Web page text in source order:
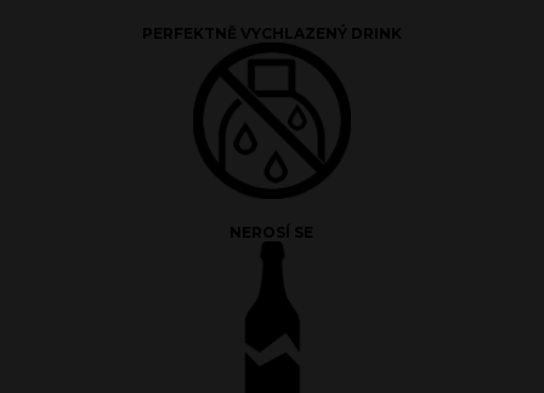
PERFEKTNĚ VYCHLAZENÝ DRINK
NEROSÍ SE